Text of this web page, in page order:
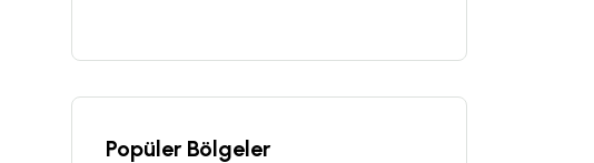
Popüler Bölgeler